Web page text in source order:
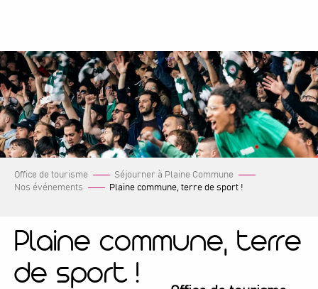
principal
Office de tourisme
Séjourner à Plaine Commune
Nos événements
Plaine commune, terre de sport !
Plaine commune, terre
de sport !